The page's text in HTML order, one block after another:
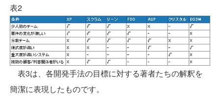
表2
表3は、各開発手法の目標に対する著者たちの解釈を
簡潔に表現したものです。